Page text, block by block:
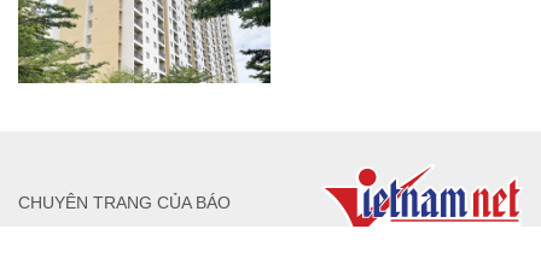
CHUYÊN TRANG CỦA BÁO